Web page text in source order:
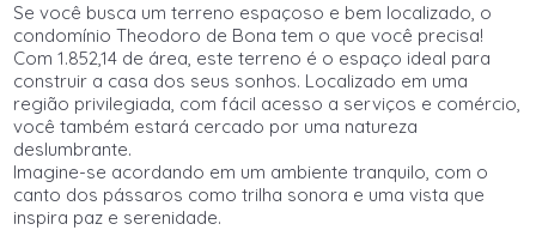
Se você busca um terreno espaçoso e bem localizado, o
condomínio Theodoro de Bona tem o que você precisa!
Com 1.852,14 de área, este terreno é o espaço ideal para
construir a casa dos seus sonhos. Localizado em uma
região privilegiada, com fácil acesso a serviços e comércio,
você também estará cercado por uma natureza
deslumbrante.
Imagine-se acordando em um ambiente tranquilo, com o
canto dos pássaros como trilha sonora e uma vista que
inspira paz e serenidade.